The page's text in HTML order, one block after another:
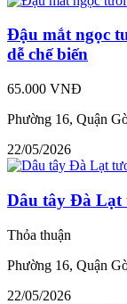
Đậu mắt ngọc
dễ chế biến
65.000 VNĐ
Phường 16, Quận
22/05/2026
Dâu tây Đà Lạt
Thỏa thuận
Phường 16, Quận
22/05/2026